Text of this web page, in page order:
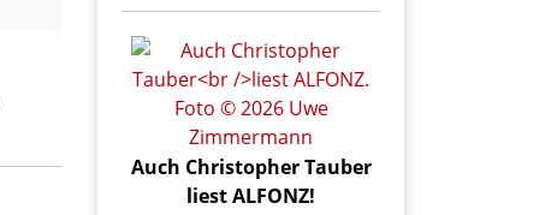
Auch Christopher Tauber
liest ALFONZ!